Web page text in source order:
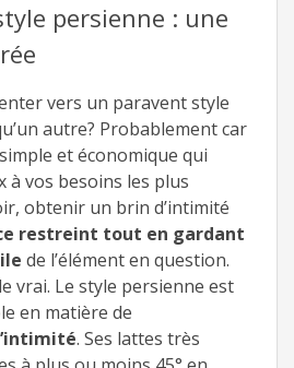
persienne : une
vers un paravent style
autre? Probablement car
et économique qui
à vos besoins les plus
obtenir un brin d’intimité
restreint tout en gardant
de l’élément en question.
vrai. Le style persienne est
en matière de
. Ses lattes très